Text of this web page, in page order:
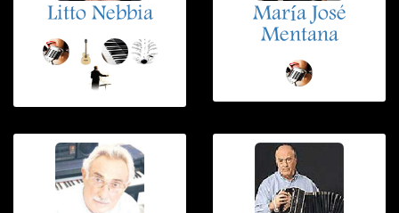
Litto Nebbia
María José
Mentana